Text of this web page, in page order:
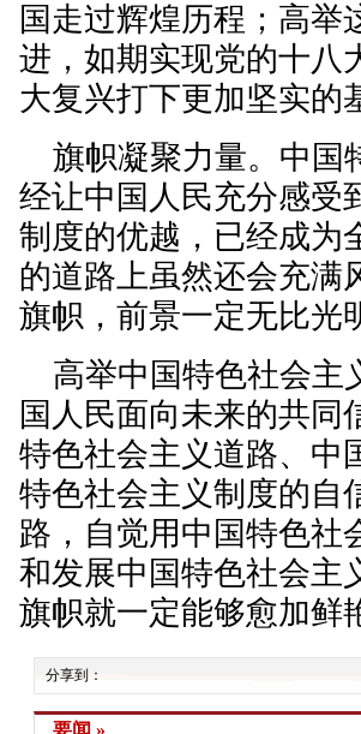
国走过辉煌历程；高举
进，如期实现党的十八
大复兴打下更加坚实的
旗帜凝聚力量。中国
经让中国人民充分感受
制度的优越，已经成为
的道路上虽然还会充满
旗帜，前景一定无比光
高举中国特色社会主
国人民面向未来的共同
特色社会主义道路、中
特色社会主义制度的自
路，自觉用中国特色社
和发展中国特色社会主
旗帜就一定能够愈加鲜
分享到：
要闻 »